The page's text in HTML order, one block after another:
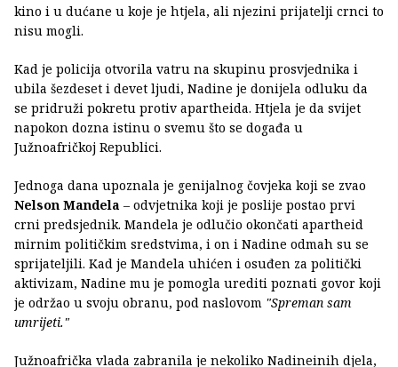
kino i u dućane u koje je htjela, ali njezini prijatelji crnci to
nisu mogli.
Kad je policija otvorila vatru na skupinu prosvjednika i
ubila šezdeset i devet ljudi, Nadine je donijela odluku da
se pridruži pokretu protiv apartheida. Htjela je da svijet
napokon dozna istinu o svemu što se događa u
Južnoafričkoj Republici.
Jednoga dana upoznala je genijalnog čovjeka koji se zvao
Nelson Mandela – odvjetnika koji je poslije postao prvi
crni predsjednik. Mandela je odlučio okončati apartheid
mirnim političkim sredstvima, i on i Nadine odmah su se
sprijateljili. Kad je Mandela uhićen i osuđen za politički
aktivizam, Nadine mu je pomogla urediti poznati govor koji
je održao u svoju obranu, pod naslovom "Spreman sam
umrijeti."
Južnoafrička vlada zabranila je nekoliko Nadineinih djela,